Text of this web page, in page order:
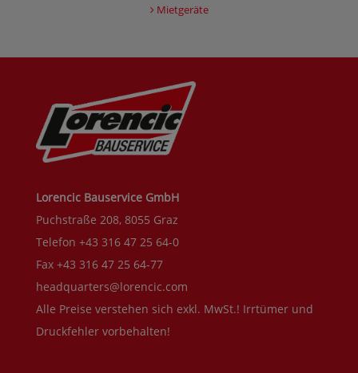
Mietgeräte
Lorencic Bauservice GmbH
Puchstraße 208, 8055 Graz
Telefon +43 316 47 25 64-0
Fax +43 316 47 25 64-77
headquarters@lorencic.com
Alle Preise verstehen sich exkl. MwSt.! Irrtümer und
Druckfehler vorbehalten!